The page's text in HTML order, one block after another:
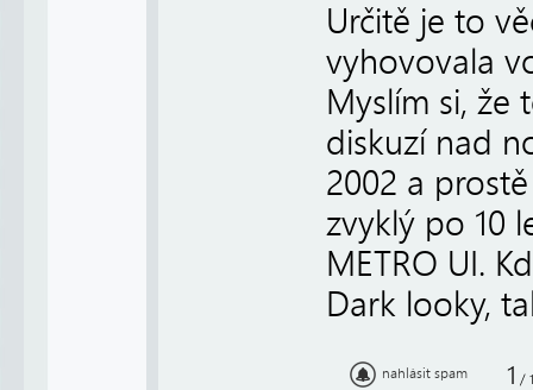
Určitě je to
vyhovovala
Myslím si, že
diskuzí nad
2002 a
zvyklý po 10
METRO UI.
Dark looky,
nahlásit spam 1 / 1